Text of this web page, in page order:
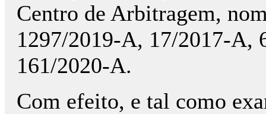
Centro de Arbitragem,
1297/2019-A, 17/2017-A,
161/2020-A.
Com efeito, e tal como